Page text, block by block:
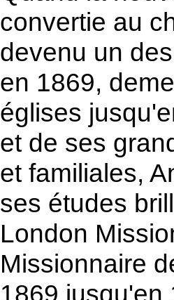
convertie au
devenu un
en 1869,
églises
et de ses
et familiales,
ses études
London
Missionnaire
1869 jusqu'en